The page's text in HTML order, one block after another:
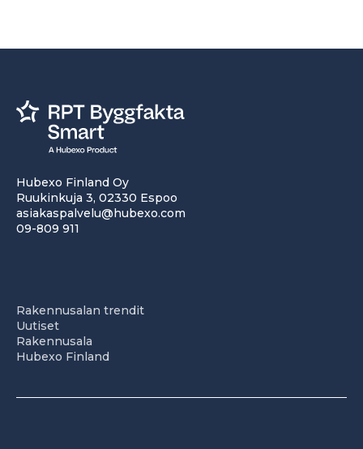
Hubexo Finland Oy
Ruukinkuja 3, 02330 Espoo
asiakaspalvelu@hubexo.com
09-809 911
Rakennusalan trendit
Uutiset
Rakennusala
Hubexo Finland